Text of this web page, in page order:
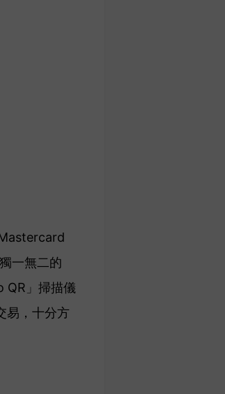
一無二的
QR」掃描儀
易，十分方